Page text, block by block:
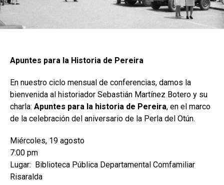
Apuntes para la Historia de Pereira
En nuestro ciclo mensual de conferencias, damos la
bienvenida al historiador Sebastián Martínez Botero y su
charla: Apuntes para la historia de Pereira, en el marco
de la celebración del aniversario de la Perla del Otún.
Miércoles, 19 agosto
7:00 pm
Lugar: Biblioteca Pública Departamental Comfamiliar
Risaralda